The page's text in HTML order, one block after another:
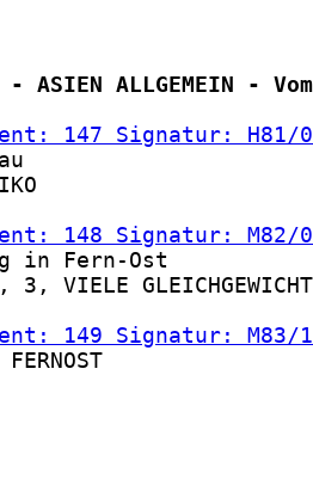
ASIEN ALLGEMEIN -
147 Signatur: H81/
148 Signatur: M82/
in Fern-Ost
3, VIELE
149 Signatur: M83/
FERNOST